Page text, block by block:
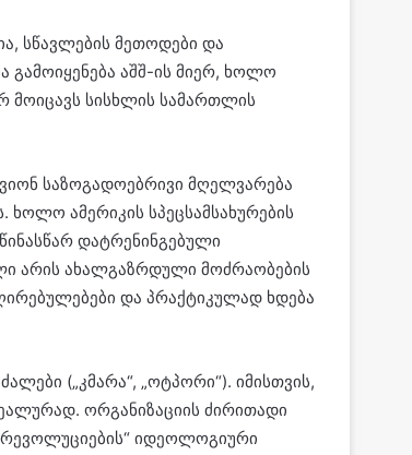
სწავლების მეთოდები და
აშშ-ის მიერ, ხოლო
მოიცავს სისხლის სამართლის
საზოგადოებრივი მღელვარება
ამერიკის სპეცსამსახურების
დატრენინგებული
არის ახალგაზრდული მოძრაობების
და პრაქტიკულად ხდება
(„კმარა“, „ოტპორი“). იმისთვის,
ორგანიზაციის ძირითადი
იდეოლოგიური